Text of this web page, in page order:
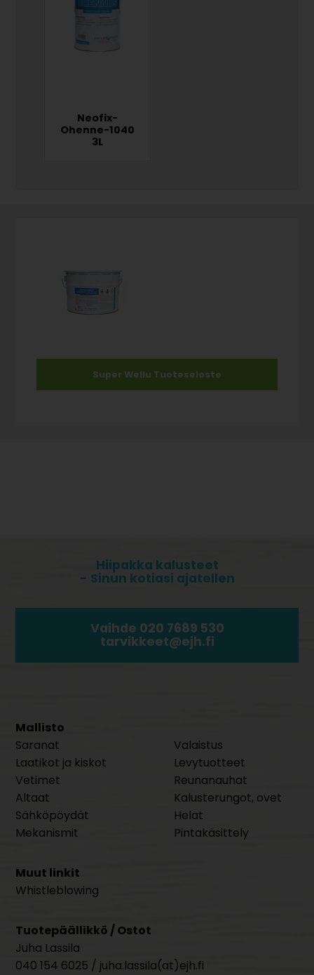
Neofix-
Ohenne-1040
3L
Super Wellu Tuoteseloste
Hiipakka kalusteet
- Sinun kotiasi ajatellen
Vaihde 020 7689 530
tarvikkeet@ejh.fi
Mallisto
Saranat
Laatikot ja kiskot
Vetimet
Altaat
Sähköpöydät
Mekanismit
Valaistus
Levytuotteet
Reunanauhat
Kalusterungot, ovet
Helat
Pintakäsittely
Muut linkit
Whistleblowing
Tuotepäällikkö / Ostot
Juha Lassila
040 154 6025 / juha.lassila(at)ejh.fi